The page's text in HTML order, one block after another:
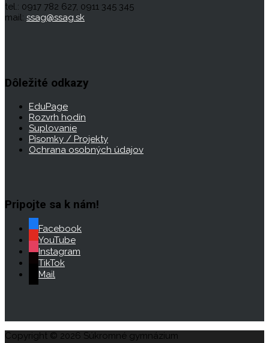
tel.: 0917 782 627, 0911 345 345
mail: ssag@ssag.sk
Dôležité odkazy
EduPage
Rozvrh hodín
Suplovanie
Písomky / Projekty
Ochrana osobných údajov
Pripojte sa k nám!
Facebook
YouTube
Instagram
TikTok
Mail
Copyright © 2026 Súkromné gymnázium